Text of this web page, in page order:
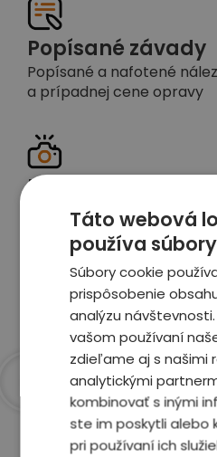
Popísané závady
Popísané a nafotené
a prípadnej cene opravy
Detailné foto aj
Celé auto z exteriéru aj
vrátane závad a
Zobraziť report
Prečo sme
Táto webová
používa
Súbory cookie
prispôsobenie
analýzu
vašom používaní
zdieľame aj s našimi
analytickými
kombinovať s inými
ste im poskytli alebo
pri používaní ich